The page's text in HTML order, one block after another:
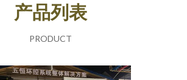
产品列表
PRODUCT